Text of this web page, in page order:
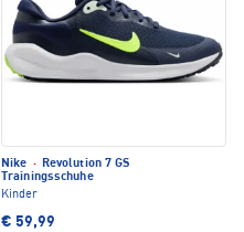
Nike · Revolution 7 GS
Trainingsschuhe
Kinder
€ 59,99